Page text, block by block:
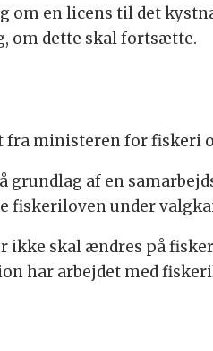
om en licens til det
om dette skal fortsætte.
fra ministeren for fiskeri
grundlag af en
under
ikke skal ændres på
har arbejdet med